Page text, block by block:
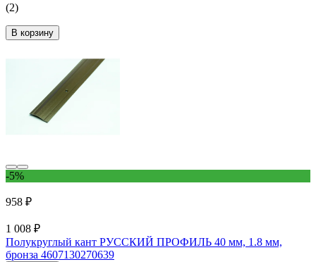
(2)
В корзину
-5%
958 ₽
1 008 ₽
Полукруглый кант РУССКИЙ ПРОФИЛЬ 40 мм, 1.8 мм,
бронза 4607130270639